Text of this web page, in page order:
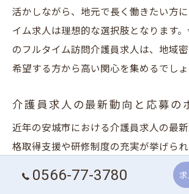
活かしながら、地元で長く働きたい方
イム求人は理想的な選択肢となります
のフルタイム訪問介護員求人は、地域
希望する方から高い関心を集めるでしょ
介護員求人の最新動向と応募の
近年の安城市における介護員求人の最
格取得支援や研修制度の充実が挙げら
り、未経験者でも安心して応募できる
す。応募時は、自身の希望する勤務形
0566-77-3780